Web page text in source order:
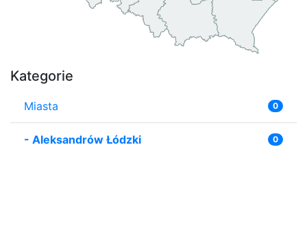
Kategorie
Miasta 0
- Aleksandrów Łódzki 0